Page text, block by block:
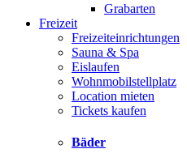
Grabarten
Freizeit
Freizeiteinrichtungen
Sauna & Spa
Eislaufen
Wohnmobilstellplatz
Location mieten
Tickets kaufen
Bäder